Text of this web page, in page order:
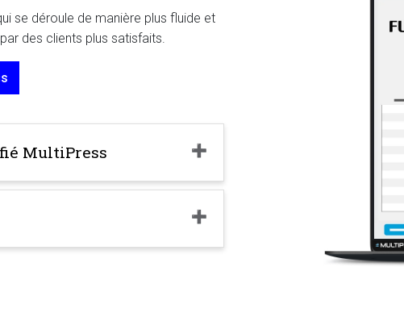
se déroule de manière plus fluide et
des clients plus satisfaits.
MultiPress